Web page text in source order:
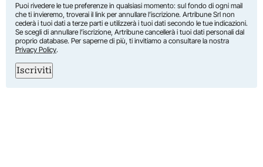
Puoi rivedere le tue preferenze in qualsiasi momento: sul fondo di ogni mail
che ti invieremo, troverai il link per annullare l’iscrizione. Artribune Srl non
cederà i tuoi dati a terze parti e utilizzerà i tuoi dati secondo le tue indicazioni.
Se scegli di annullare l’iscrizione, Artribune cancellerà i tuoi dati personali dal
proprio database. Per saperne di più, ti invitiamo a consultare la nostra
Privacy Policy.
Iscriviti